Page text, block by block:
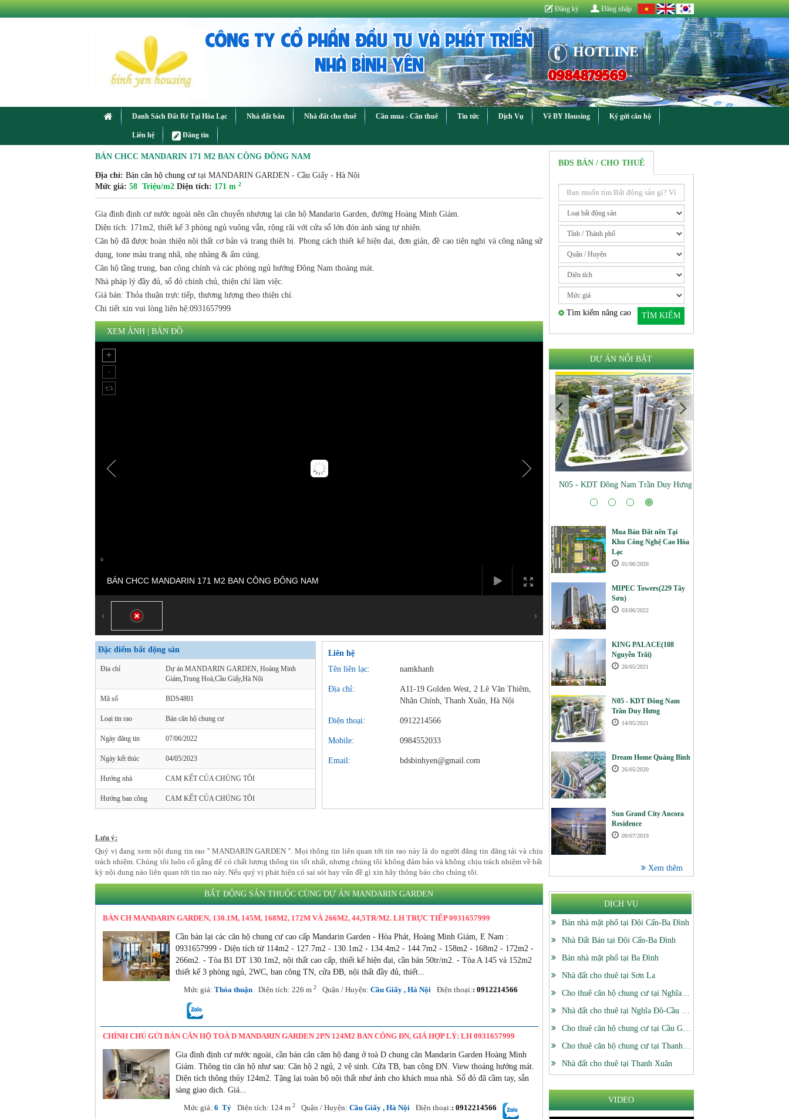
Đăng ký Đăng nhập
CÔNG TY CỔ PHẦN ĐẦU TƯ VÀ PHÁT TRIỂN
NHÀ BÌNH YÊN
HOTLINE
0984879569
Danh Sách Đất Rẻ Tại Hòa Lạc Nhà đất bán Nhà đất cho thuê Cần mua - Cần thuê Tin tức Dịch Vụ Về BY Housing Ký gửi căn hộ
Liên hệ Đăng tin
BÁN CHCC MANDARIN 171 M2 BAN CÔNG ĐÔNG NAM
Địa chỉ: Bán căn hộ chung cư tại MANDARIN GARDEN - Cầu Giấy - Hà Nội
Mức giá: 58 Triệu/m2 Diện tích: 171 m 2
Gia đình định cư nước ngoài nên cần chuyển nhượng lại căn hộ Mandarin Garden, đường Hoàng Minh Giám.
Diện tích: 171m2, thiết kế 3 phòng ngủ vuông vắn, rộng rãi với cửa sổ lớn đón ánh sáng tự nhiên.
Căn hộ đã được hoàn thiện nội thất cơ bản và trang thiêt bị. Phong cách thiết kế hiện đại, đơn giản, đề cao tiện nghi và công năng sử
dụng, tone màu trang nhã, nhẹ nhàng & ấm cúng.
Căn hộ tầng trung, ban công chính và các phòng ngủ hướng Đông Nam thoáng mát.
Nhà pháp lý đầy đủ, sổ đỏ chính chủ, thiện chí làm việc.
Giá bán: Thỏa thuận trực tiếp, thương lượng theo thiện chí.
Chi tiết xin vui lòng liên hệ:0931657999
XEM ẢNH|BẢN ĐỒ
BÁN CHCC MANDARIN 171 M2 BAN CÔNG ĐÔNG NAM
Đặc điểm bất động sản
Địa chỉ
Dự án MANDARIN GARDEN, Hoàng Minh
Giám,Trung Hoà,Cầu Giấy,Hà Nội
Mã số BDS4801
Loại tin rao Bán căn hộ chung cư
Ngày đăng tin 07/06/2022
Ngày kết thúc 04/05/2023
Hướng nhà CAM KẾT CỦA CHÚNG TÔI
Hướng ban công CAM KẾT CỦA CHÚNG TÔI
Liên hệ
Tên liên lạc:
namkhanh
Địa chỉ:
A11-19 Golden West, 2 Lê Văn Thiêm,
Nhân Chính, Thanh Xuân, Hà Nội
Điện thoại: 0912214566
Mobile: 0984552033
Email: bdsbinhyen@gmail.com
Lưu ý:
Quý vị đang xem nội dung tin rao '' MANDARIN GARDEN ''. Mọi thông tin liên quan tới tin rao này là do người đăng tin đăng tải và chịu
trách nhiệm. Chúng tôi luôn cố gắng để có chất lượng thông tin tốt nhất, nhưng chúng tôi không đảm bảo và không chịu trách nhiệm về bất
kỳ nội dung nào liên quan tới tin rao này. Nếu quý vị phát hiện có sai sót hay vấn đề gì xin hãy thông báo cho chúng tôi.
BẤT ĐỘNG SẢN THUỘC CÙNG DỰ ÁN MANDARIN GARDEN
BÁN CH MANDARIN GARDEN, 130.1M, 145M, 168M2, 172M VÀ 266M2, 44,5TR/M2. LH TRỰC TIẾP 0931657999
Cần bán lại các căn hộ chung cư cao cấp Mandarin Garden - Hòa Phát, Hoàng Minh Giám, E Nam :
0931657999 - Diện tích từ 114m2 - 127.7m2 - 130.1m2 - 134.4m2 - 144.7m2 - 158m2 - 168m2 - 172m2 -
266m2. - Tòa B1 DT 130.1m2, nội thất cao cấp, thiết kế hiện đại, cần bán 50tr/m2. - Tòa A 145 và 152m2
thiết kế 3 phòng ngủ, 2WC, ban công TN, cửa ĐB, nội thất đầy đủ, thiết...
Mức giá: Thỏa thuận Diện tích: 226 m 2 Quận / Huyện: Cầu Giấy , Hà Nội Điện thoại:: 0912214566
03/06/2022
CHÍNH CHỦ GỬI BÁN CĂN HỘ TOÀ D MANDARIN GARDEN 2PN 124M2 BAN CÔNG ĐN, GIÁ HỢP LÝ: LH 0931657999
Gia đình định cư nước ngoài, cần bán căn căm hộ đang ở toà D chung căn Mandarin Garden Hoàng Minh
Giám. Thông tin căn hộ như sau: Căn hộ 2 ngủ, 2 vệ sinh. Cửa TB, ban công ĐN. View thoáng hướng mát.
Diện tích thông thủy 124m2. Tặng lại toàn bộ nội thất như ảnh cho khách mua nhà. Sổ đỏ đã cầm tay, sẵn
sàng giao dịch. Giá...
Mức giá: 6 Tỷ Diện tích: 124 m 2 Quận / Huyện: Cầu Giấy , Hà Nội Điện thoại:: 0912214566
03/06/2022
BĐS BÁN / CHO THUÊ
Tìm kiếm nâng cao TÌM KIẾM
DỰ ÁN NỔI BẬT
N05 - KDT Đông Nam Trần Duy Hưng
Mua Bán Đất nền Tại
Khu Công Nghệ Cao Hòa
Lạc
01/06/2026
MIPEC Towers(229 Tây
Sơn)
03/06/2022
KING PALACE(108
Nguyễn Trãi)
26/05/2021
N05 - KDT Đông Nam
Trần Duy Hưng
14/05/2021
Dream Home Quảng Bình
26/05/2020
Sun Grand City Ancora
Residence
09/07/2019
Xem thêm
DỊCH VỤ
Bán nhà mặt phố tại Đội Cấn-Ba Đình
Nhà Đất Bán tại Đội Cấn-Ba Đình
Bán nhà mặt phố tại Ba Đình
Nhà đất cho thuê tại Sơn La
Cho thuê căn hộ chung cư tại Nghĩa Đô-Cầu Giấy
Nhà đất cho thuê tại Nghĩa Đô-Cầu Giấy
Cho thuê căn hộ chung cư tại Cầu Giấy
Cho thuê căn hộ chung cư tại Thanh Xuân
Nhà đất cho thuê tại Thanh Xuân
VIDEO